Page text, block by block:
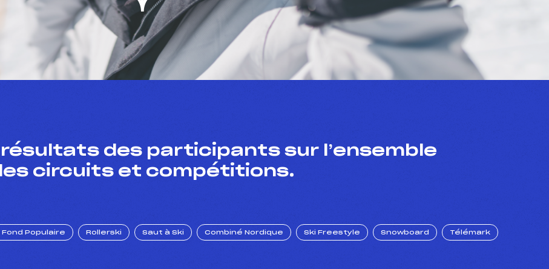
résultats des participants sur l’ensemble
circuits et compétitions.
Fond Populaire Rollerski Saut à Ski Combiné Nordique Ski Freestyle Snowboard Télémark